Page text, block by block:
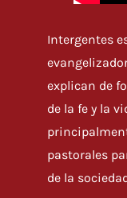
Intergentes
explican de
de la fe y la
pastorales
de la